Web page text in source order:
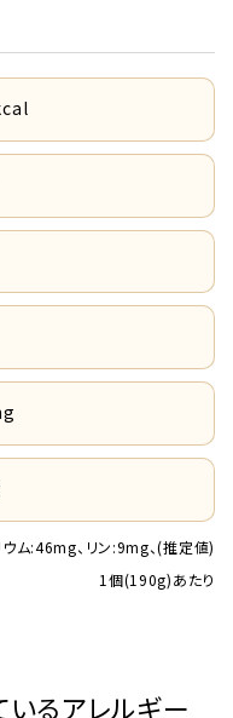
ウム:46mg、リン:9mg、(推定値)
1個(190g)あたり
るアレルギー